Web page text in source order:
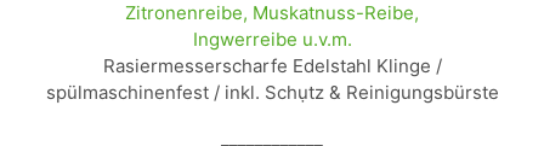
Zitronenreibe, Muskatnuss-Reibe,
Ingwerreibe u.v.m.
Rasiermesserscharfe Edelstahl Klinge /
spülmaschinenfest / inkl. Schụtz & Reinigungsbürste